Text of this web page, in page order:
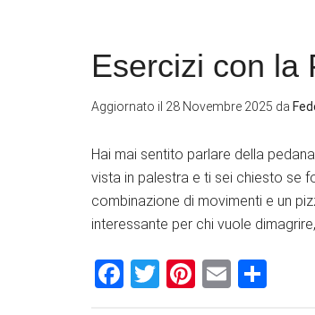
Esercizi con la
Aggiornato il 28 Novembre 2025 da
Hai mai sentito parlare della
vista in palestra e ti sei chiesto se
combinazione di movimenti e un
interessante per chi vuole
Facebook
Twitter
Pinterest
Email